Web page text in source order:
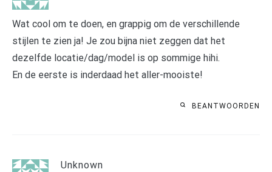
Wat cool om te doen, en grappig om de verschillende
stijlen te zien ja! Je zou bijna niet zeggen dat het
dezelfde locatie/dag/model is op sommige hihi.
En de eerste is inderdaad het aller-mooiste!
BEANTWOORDEN
Unknown